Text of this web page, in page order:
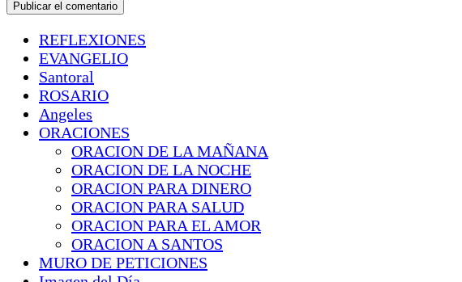
REFLEXIONES
EVANGELIO
Santoral
ROSARIO
Angeles
ORACIONES
ORACION DE LA MAÑANA
ORACION DE LA NOCHE
ORACION PARA DINERO
ORACION PARA SALUD
ORACION PARA EL AMOR
ORACION A SANTOS
MURO DE PETICIONES